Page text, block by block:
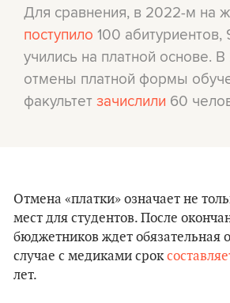
Для сравнения, в 2022-м на
поступило 100
учились на платной основе.
отмены платной формы
факультет зачислили 60
Отмена «платки» означает не
мест для студентов. После
бюджетников ждет обязательная
случае с медиками срок
лет.